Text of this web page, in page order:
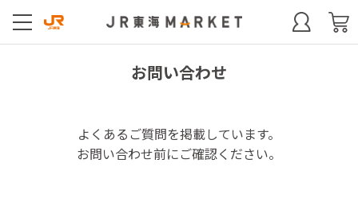
お問い合わせ
よくあるご質問を掲載しています。
お問い合わせ前にご確認ください。